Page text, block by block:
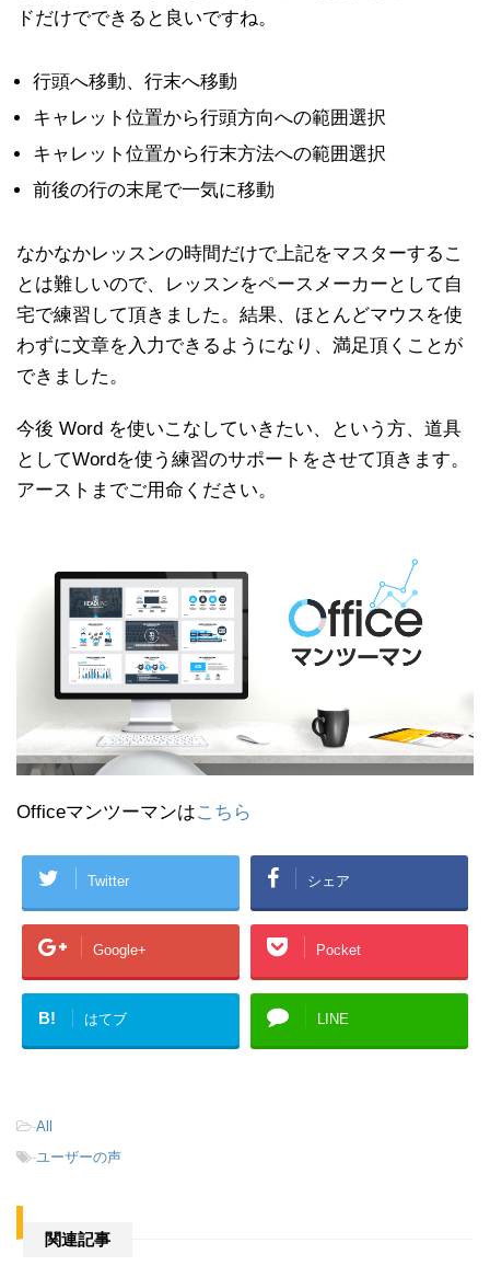
ドだけでできると良いですね。
行頭へ移動、行末へ移動
キャレット位置から行頭方向への範囲選択
キャレット位置から行末方法への範囲選択
前後の行の末尾で一気に移動
なかなかレッスンの時間だけで上記をマスターするこ
とは難しいので、レッスンをペースメーカーとして自
宅で練習して頂きました。結果、ほとんどマウスを使
わずに文章を入力できるようになり、満足頂くことが
できました。
今後 Word を使いこなしていきたい、という方、道具
としてWordを使う練習のサポートをさせて頂きます。
アーストまでご用命ください。
Officeマンツーマンはこちら
Twitter シェア
Google+ Pocket
B! はてブ LINE
-All
-ユーザーの声
関連記事